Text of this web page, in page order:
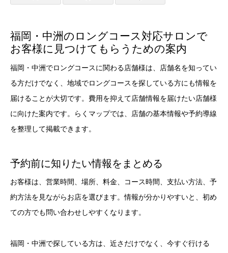
福岡・中洲のロングコース対応サロンで
お客様に見つけてもらうための案内
福岡・中洲でロングコースに関わる店舗様は、店舗名を知ってい
る方だけでなく、地域でロングコースを探している方にも情報を
届けることが大切です。費用を抑えて店舗情報を届けたい店舗様
に向けた案内です。らくマップでは、店舗の基本情報や予約導線
を整理して掲載できます。
予約前に知りたい情報をまとめる
お客様は、営業時間、場所、料金、コース時間、支払い方法、予
約方法を見ながらお店を選びます。情報が分かりやすいと、初め
ての方でも問い合わせしやすくなります。
福岡・中洲で探している方は、近さだけでなく、今すぐ行ける